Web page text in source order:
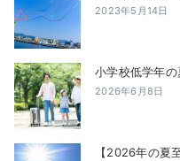
2023年5月14日
小学校低学年
2026年6月8日
【2026年の夏